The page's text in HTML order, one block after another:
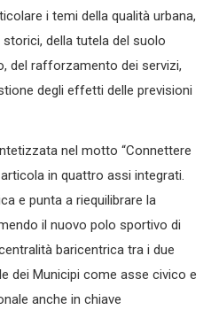
i temi della qualità urbana,
della tutela del suolo
del rafforzamento dei servizi,
degli effetti delle previsioni
nel motto “Connettere
articola in quattro assi integrati.
e punta a riequilibrare la
il nuovo polo sportivo di
baricentrica tra i due
dei Municipi come asse civico e
anche in chiave